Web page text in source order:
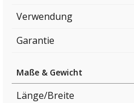
Verwendung
Garantie
Maße & Gewicht
Länge/Breite